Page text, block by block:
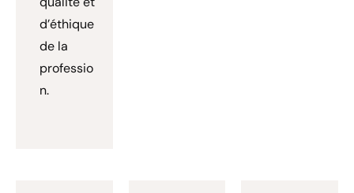
d’éthique
de la
professio
n.